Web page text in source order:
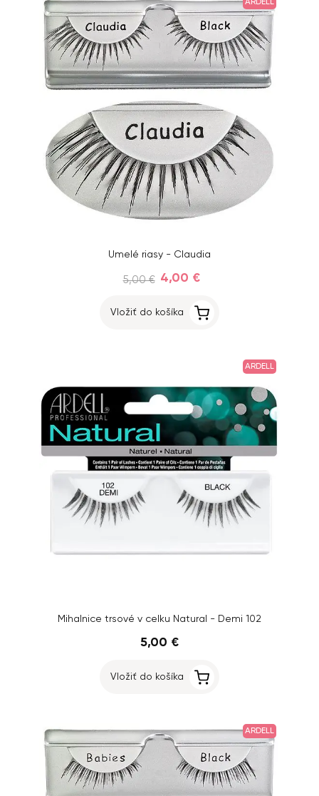
ARDELL
Umelé riasy - Claudia
5,00 € 4,00 €
Vložiť do košíka
ARDELL
Mihalnice trsové v celku Natural - Demi 102
5,00 €
Vložiť do košíka
ARDELL